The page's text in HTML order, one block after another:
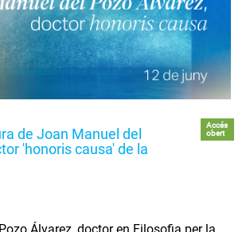
de Joan Manuel del
'honoris causa' de la
Accés
obert